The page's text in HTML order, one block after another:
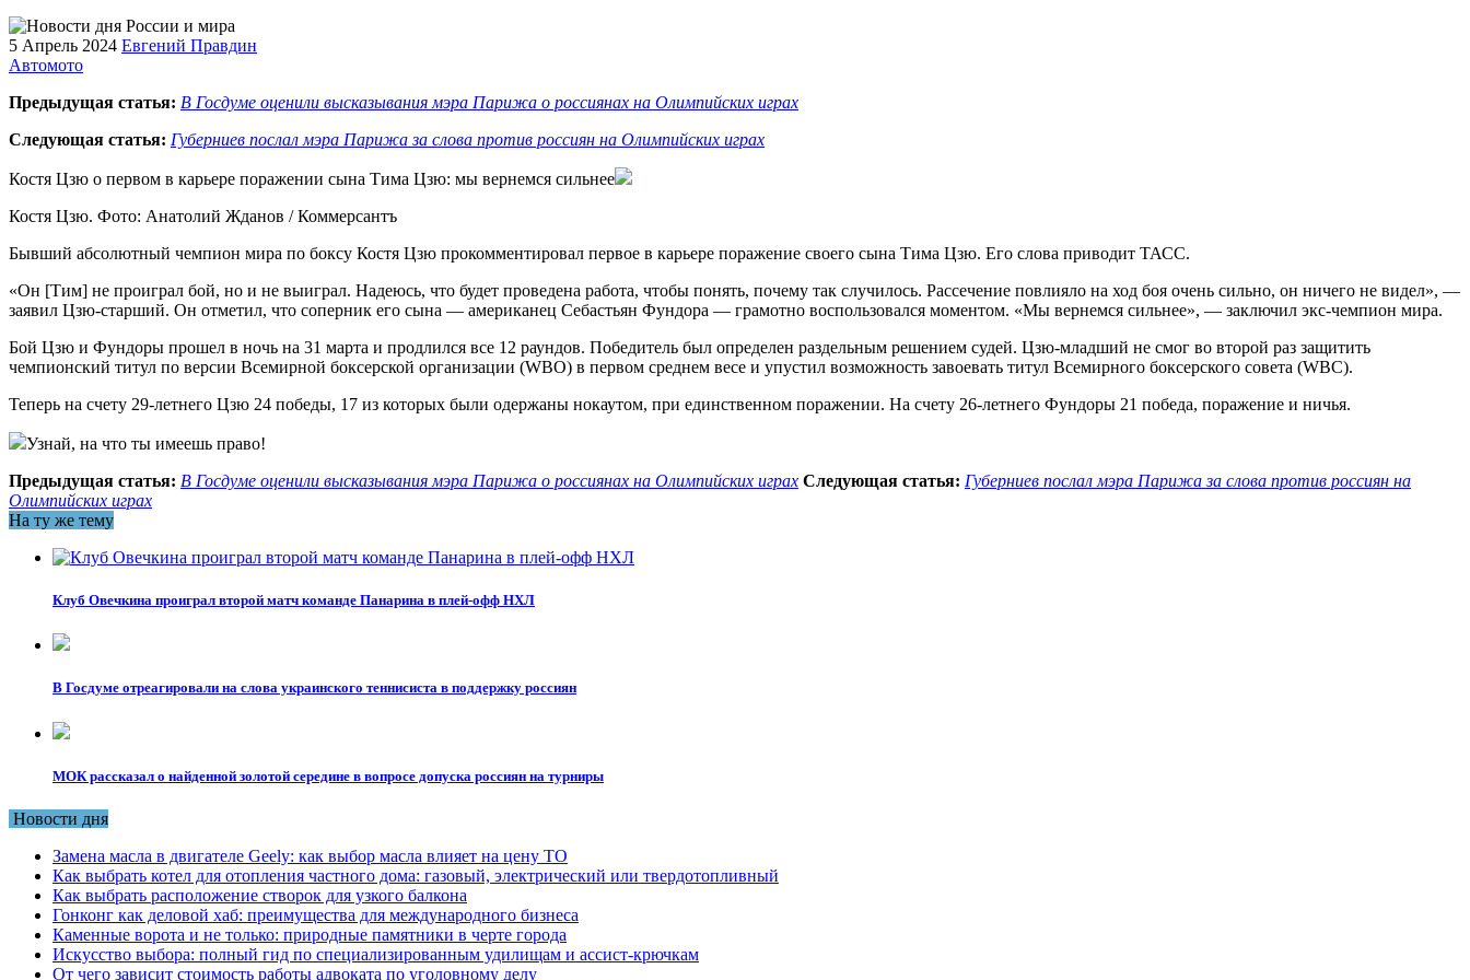
5 Апрель 2024 Евгений Правдин
Автомото
Предыдущая статья: В Госдуме оценили высказывания мэра Парижа о россиянах на Олимпийских играх
Следующая статья: Губерниев послал мэра Парижа за слова против россиян на Олимпийских играх
Костя Цзю о первом в карьере поражении сына Тима Цзю: мы вернемся сильнее
Костя Цзю. Фото: Анатолий Жданов / Коммерсантъ
Бывший абсолютный чемпион мира по боксу Костя Цзю прокомментировал первое в карьере поражение своего сына Тима Цзю. Его слова приводит ТАСС.
«Он [Тим] не проиграл бой, но и не выиграл. Надеюсь, что будет проведена работа, чтобы понять, почему так случилось. Рассечение повлияло на ход боя очень сильно, он ничего не видел», —
заявил Цзю-старший. Он отметил, что соперник его сына — американец Себастьян Фундора — грамотно воспользовался моментом. «Мы вернемся сильнее», — заключил экс-чемпион мира.
Бой Цзю и Фундоры прошел в ночь на 31 марта и продлился все 12 раундов. Победитель был определен раздельным решением судей. Цзю-младший не смог во второй раз защитить
чемпионский титул по версии Всемирной боксерской организации (WBO) в первом среднем весе и упустил возможность завоевать титул Всемирного боксерского совета (WBC).
Теперь на счету 29-летнего Цзю 24 победы, 17 из которых были одержаны нокаутом, при единственном поражении. На счету 26-летнего Фундоры 21 победа, поражение и ничья.
Узнай, на что ты имеешь право!
Предыдущая статья: В Госдуме оценили высказывания мэра Парижа о россиянах на Олимпийских играх Следующая статья: Губерниев послал мэра Парижа за слова против россиян на
Олимпийских играх
На ту же тему
Клуб Овечкина проиграл второй матч команде Панарина в плей-офф НХЛ
В Госдуме отреагировали на слова украинского теннисиста в поддержку россиян
МОК рассказал о найденной золотой середине в вопросе допуска россиян на турниры
Новости дня
Замена масла в двигателе Geely: как выбор масла влияет на цену ТО
Как выбрать котел для отопления частного дома: газовый, электрический или твердотопливный
Как выбрать расположение створок для узкого балкона
Гонконг как деловой хаб: преимущества для международного бизнеса
Каменные ворота и не только: природные памятники в черте города
Искусство выбора: полный гид по специализированным удилищам и ассист-крючкам
От чего зависит стоимость работы адвоката по уголовному делу